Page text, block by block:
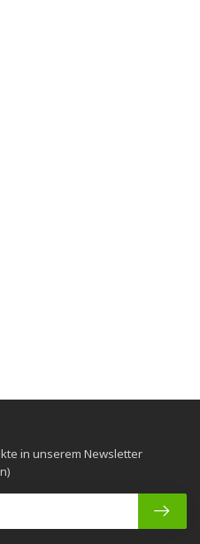
in unserem Newsletter